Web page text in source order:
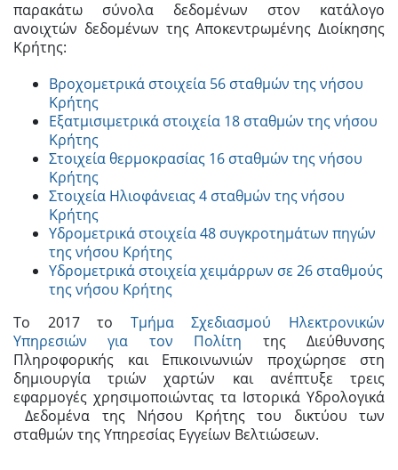
παρακάτω σύνολα δεδομένων στον κατάλογο
ανοιχτών δεδομένων της Αποκεντρωμένης Διοίκησης
Κρήτης:
Βροχομετρικά στοιχεία 56 σταθμών της νήσου
Κρήτης
Εξατμισιμετρικά στοιχεία 18 σταθμών της νήσου
Κρήτης
Στοιχεία θερμοκρασίας 16 σταθμών της νήσου
Κρήτης
Στοιχεία Ηλιοφάνειας 4 σταθμών της νήσου
Κρήτης
Υδρομετρικά στοιχεία 48 συγκροτημάτων πηγών
της νήσου Κρήτης
Υδρομετρικά στοιχεία χειμάρρων σε 26 σταθμούς
της νήσου Κρήτης
Το 2017 το Τμήμα Σχεδιασμού Ηλεκτρονικών
Υπηρεσιών για τον Πολίτη της Διεύθυνσης
Πληροφορικής και Επικοινωνιών προχώρησε στη
δημιουργία τριών χαρτών και ανέπτυξε τρεις
εφαρμογές χρησιμοποιώντας τα Ιστορικά Υδρολογικά
Δεδομένα της Νήσου Κρήτης του δικτύου των
σταθμών της Υπηρεσίας Εγγείων Βελτιώσεων.